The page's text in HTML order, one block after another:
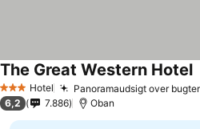
3 StjernerHotel Panoramaudsigt over
The Great Western Hotel
6,2 7.886 Oban